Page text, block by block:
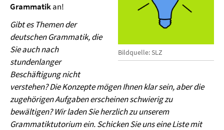
Bildquelle: SLZ
Grammatikan!
Gibt es Themen der
deutschen Grammatik, die
Sie auch nach
stundenlanger
Beschäftigung nicht
verstehen? Die Konzepte mögen Ihnen klar sein, aber die
zugehörigen Aufgaben erscheinen schwierig zu
bewältigen? Wir laden Sie herzlich zu unserem
Grammatiktutorium ein. Schicken Sie uns eine Liste mit